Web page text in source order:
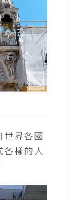
世界各國
各樣的人